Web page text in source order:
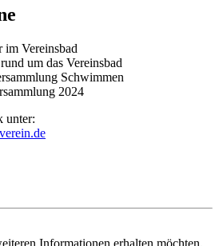
im Vereinsbad
um das Vereinsbad
Schwimmen
2024
unter:
Informationen erhalten möchten,